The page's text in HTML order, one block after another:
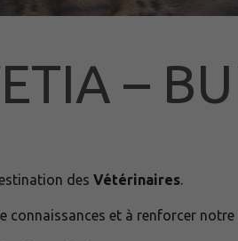
–
des Vétérinaires.
connaissances et à renforcer